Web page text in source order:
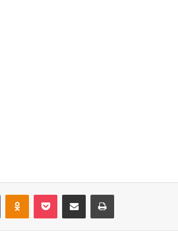
VKontakteOdnoklassniki
Pocket Share via Email Print